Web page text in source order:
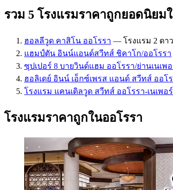
รวม 5 โรงแรมราคาถูกยอดนิยม
ฮอลลีวูด คาสิโน ออโรรา — โรงแรม 2 ดาว
แฮมป์ตัน อินน์แอนด์สวีทส์ ชิคาโก/ออโรรา
ซุปเปอร์ 8 บายวินด์แฮม ออโรรา/ย่านเนเพ
ฮอลิเดย์ อินน์ เอ็กซ์เพรส แอนด์ สวีทส์ ออโ
โรงแรม แคนเดิลวูด สวีทส์ ออโรรา-เนเพอ
โรงแรมราคาถูกในออโรรา